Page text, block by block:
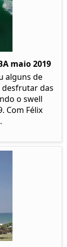
maio 2019
alguns de
desfrutar das
o swell
Com Félix